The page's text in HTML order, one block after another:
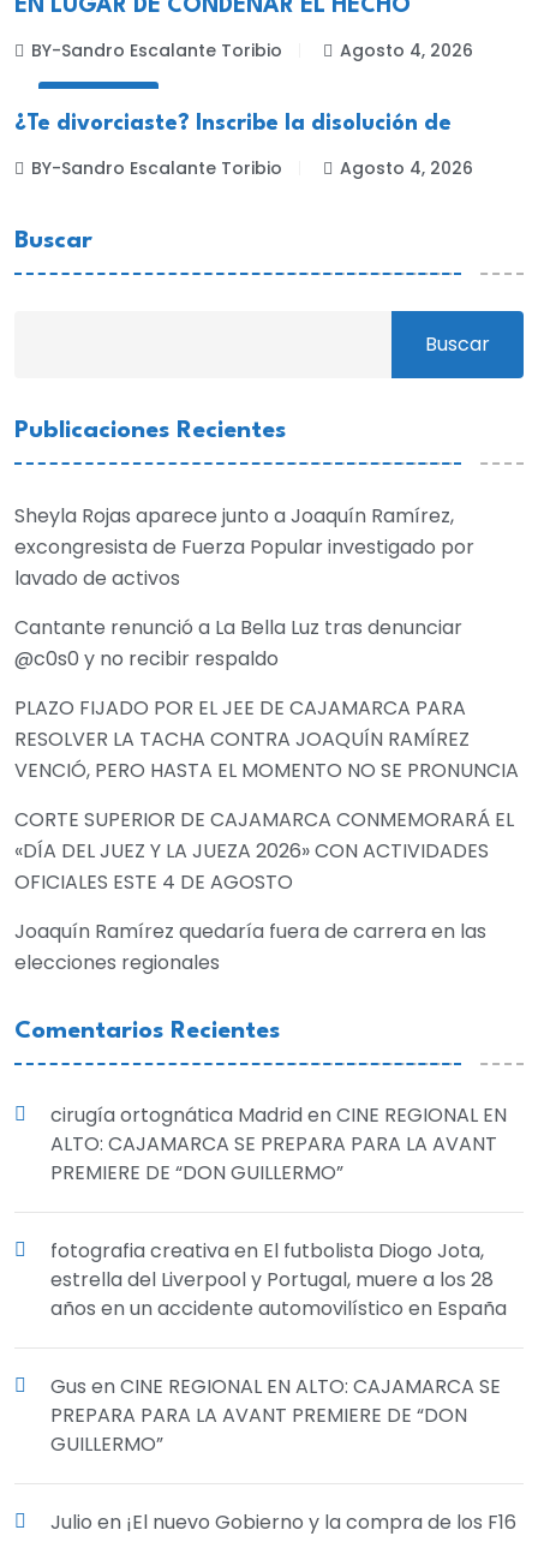
EN LUGAR DE CONDENAR EL HECHO
BY-Sandro Escalante Toribio Agosto 4, 2026
¿Te divorciaste? Inscribe la disolución de
BY-Sandro Escalante Toribio Agosto 4, 2026
Buscar
Buscar
Publicaciones Recientes
Sheyla Rojas aparece junto a Joaquín Ramírez,
excongresista de Fuerza Popular investigado por
lavado de activos
Cantante renunció a La Bella Luz tras denunciar
@c0s0 y no recibir respaldo
PLAZO FIJADO POR EL JEE DE CAJAMARCA PARA
RESOLVER LA TACHA CONTRA JOAQUÍN RAMÍREZ
VENCIÓ, PERO HASTA EL MOMENTO NO SE PRONUNCIA
CORTE SUPERIOR DE CAJAMARCA CONMEMORARÁ EL
«DÍA DEL JUEZ Y LA JUEZA 2026» CON ACTIVIDADES
OFICIALES ESTE 4 DE AGOSTO
Joaquín Ramírez quedaría fuera de carrera en las
elecciones regionales
Comentarios Recientes
cirugía ortognática MadridenCINE REGIONAL EN
ALTO: CAJAMARCA SE PREPARA PARA LA AVANT
PREMIERE DE “DON GUILLERMO”
fotografia creativaen El futbolista Diogo Jota,
estrella del Liverpool y Portugal, muere a los 28
años en un accidente automovilístico en España
Gus enCINE REGIONAL EN ALTO: CAJAMARCA SE
PREPARA PARA LA AVANT PREMIERE DE “DON
GUILLERMO”
Julio en ¡El nuevo Gobierno y la compra de los F16